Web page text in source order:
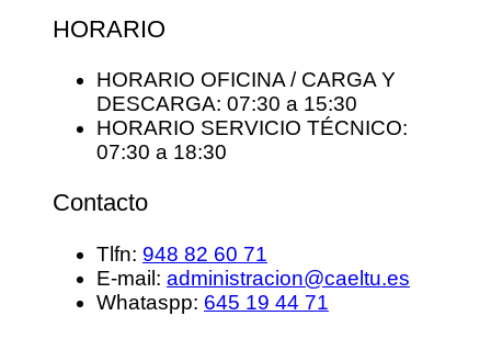
HORARIO
HORARIO OFICINA / CARGA Y
DESCARGA: 07:30 a 15:30
HORARIO SERVICIO TÉCNICO:
07:30 a 18:30
Contacto
Tlfn: 948 82 60 71
E-mail: administracion@caeltu.es
Whataspp: 645 19 44 71